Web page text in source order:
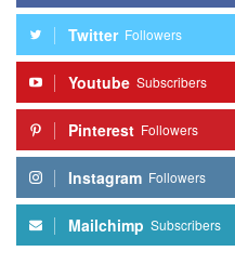
Twitter Followers
Youtube Subscribers
Pinterest Followers
Instagram Followers
Mailchimp Subscribers